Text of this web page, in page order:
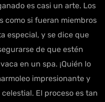
es casi un arte. Los
como si fueran miembros
especial, y se dice que
de que estén
en un spa. ¡Quién lo
impresionante y
El proceso es tan